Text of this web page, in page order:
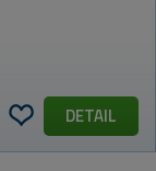
DETAIL